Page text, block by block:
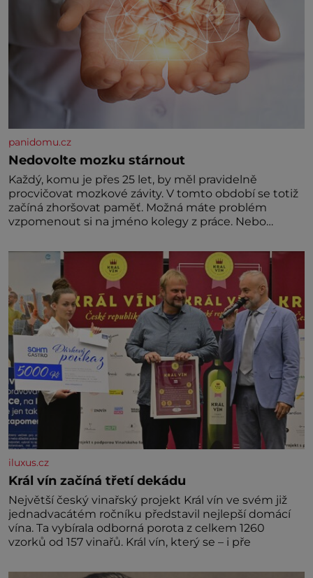
panidomu.cz
Nedovolte mozku stárnout
Každý, komu je přes 25 let, by měl pravidelně
procvičovat mozkové závity. V tomto období se totiž
začíná zhoršovat paměť. Možná máte problém
vzpomenout si na jméno kolegy z práce. Nebo
nedávno přečetli. Je to opravdu tak, s věkem jako
kdyby se paměť rozhodla stávkovat. Cvičte
iluxus.cz
Král vín začíná třetí dekádu
Největší český vinařský projekt Král vín ve svém již
jednadvacátém ročníku představil nejlepší domácí
vína. Ta vybírala odborná porota z celkem 1260
vzorků od 157 vinařů. Král vín, který se – i pře